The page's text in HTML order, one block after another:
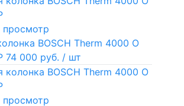
BOSCH Therm 4000 O
74 000 руб. / шт